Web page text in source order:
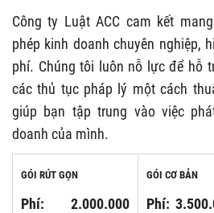
Công ty Luật ACC cam kết
phép kinh doanh chuyên nghiệp,
phí. Chúng tôi luôn nỗ lực để hỗ
các thủ tục pháp lý một cách
giúp bạn tập trung vào việc
doanh của mình.
GÓI RÚT GỌN
Phí: 2.000.000
GÓI CƠ BẢN
Phí: